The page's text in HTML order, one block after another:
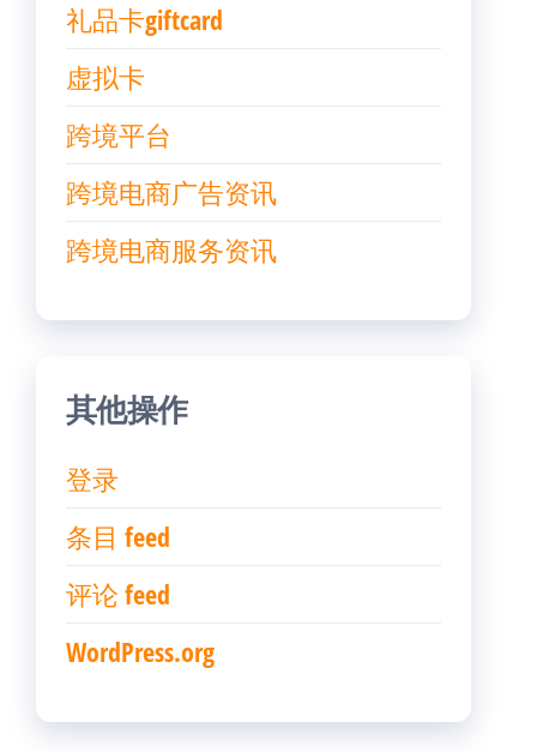
礼品卡giftcard
虚拟卡
跨境平台
跨境电商广告资讯
跨境电商服务资讯
其他操作
登录
条目 feed
评论 feed
WordPress.org